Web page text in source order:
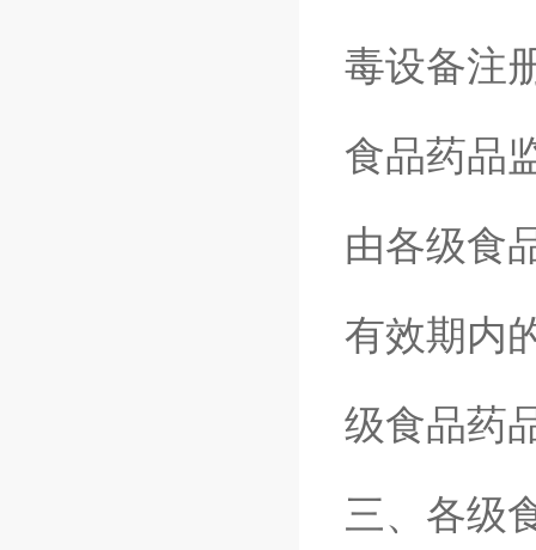
毒设备注
食品药品
由各级食
有效期内
级食品
三、各级